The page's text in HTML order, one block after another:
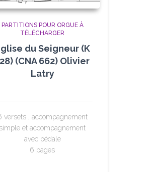
PARTITIONS POUR ORGUE À
TÉLÉCHARGER
du Seigneur (K
(CNA 662) Olivier
Latry
versets , accompagnement
simple et accompagnement
avec pédale
6 pages